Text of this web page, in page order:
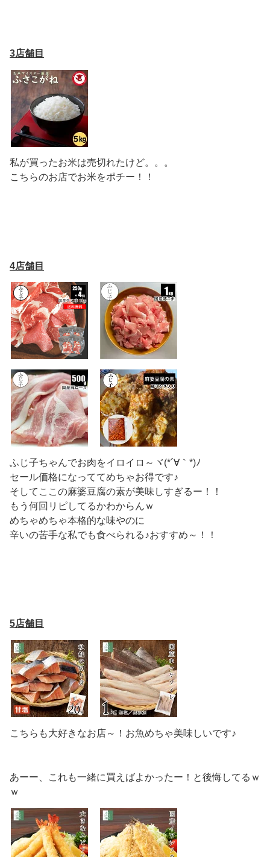
3店舗目
私が買ったお米は売切れたけど。。。
こちらのお店でお米をポチー！！
4店舗目
ふじ子ちゃんでお肉をイロイロ～ヾ(*´∀｀*)ﾉ
セール価格になっててめちゃお得です♪
そしてここの麻婆豆腐の素が美味しすぎるー！！
もう何回リピしてるかわからんｗ
めちゃめちゃ本格的な味やのに
辛いの苦手な私でも食べられる♪おすすめ～！！
5店舗目
こちらも大好きなお店～！お魚めちゃ美味しいです♪
あーー、これも一緒に買えばよかったー！と後悔してるｗ
ｗ